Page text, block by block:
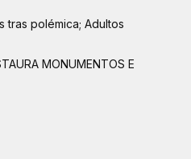
tras polémica; Adultos
MONUMENTOS E